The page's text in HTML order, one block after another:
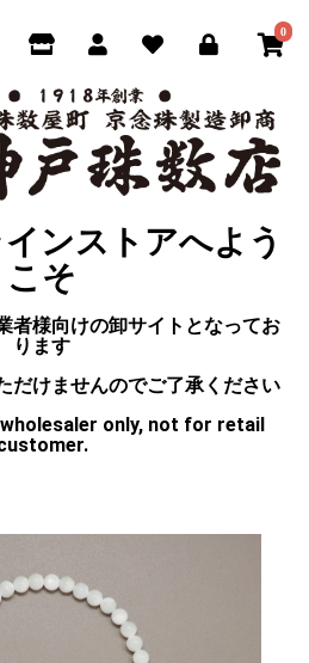
0
ンストアへよう
こそ
者様向けの卸サイトとなってお
ります
だけませんのでご了承ください
only, not for retail